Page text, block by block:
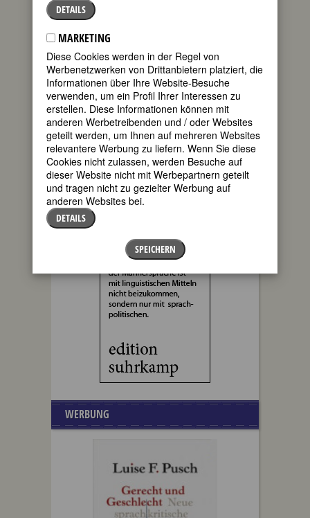
WERBUNG
WERBUNG
DETAILS
MARKETING
Diese Cookies werden in der Regel von
Werbenetzwerken von Drittanbietern platziert, die
Informationen über Ihre Website-Besuche
verwenden, um ein Profil Ihrer Interessen zu
erstellen. Diese Informationen können mit
anderen Werbetreibenden und / oder Websites
geteilt werden, um Ihnen auf mehreren Websites
relevantere Werbung zu liefern. Wenn Sie diese
Cookies nicht zulassen, werden Besuche auf
dieser Website nicht mit Werbepartnern geteilt
und tragen nicht zu gezielter Werbung auf
anderen Websites bei.
DETAILS
SPEICHERN